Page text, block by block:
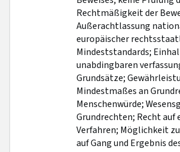
Rechtmäßigkeit der
Außerachtlassung
europäischer
Mindeststandards;
unabdingbaren
Grundsätze;
Mindestmaßes an
Menschenwürde;
Grundrechten; Recht auf
Verfahren; Möglichkeit
auf Gang und Ergebnis